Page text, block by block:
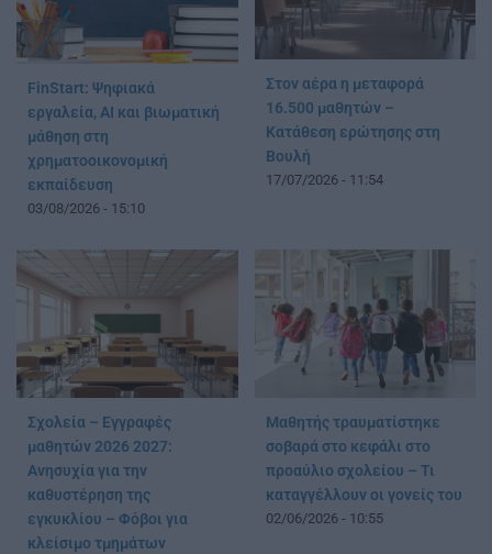
FinStart: Ψηφιακά
εργαλεία, AI και βιωματική
μάθηση στη
χρηματοοικονομική
εκπαίδευση
03/08/2026 - 15:10
Στον αέρα η μεταφορά
16.500 μαθητών –
Κατάθεση ερώτησης στη
Βουλή
17/07/2026 - 11:54
Σχολεία – Εγγραφές
μαθητών 2026 2027:
Ανησυχία για την
καθυστέρηση της
εγκυκλίου – Φόβοι για
κλείσιμο τμημάτων
Μαθητής τραυματίστηκε
σοβαρά στο κεφάλι στο
προαύλιο σχολείου – Τι
καταγγέλλουν οι γονείς του
02/06/2026 - 10:55